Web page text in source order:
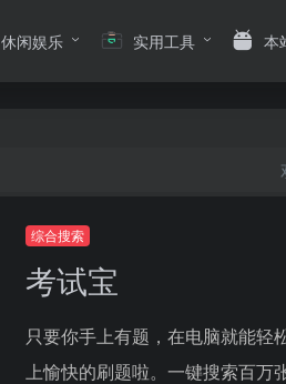
休闲娱乐 实用工具 本
综合搜索
考试宝
只要你手上有题，在电脑就能轻
上愉快的刷题啦。一键搜索百万